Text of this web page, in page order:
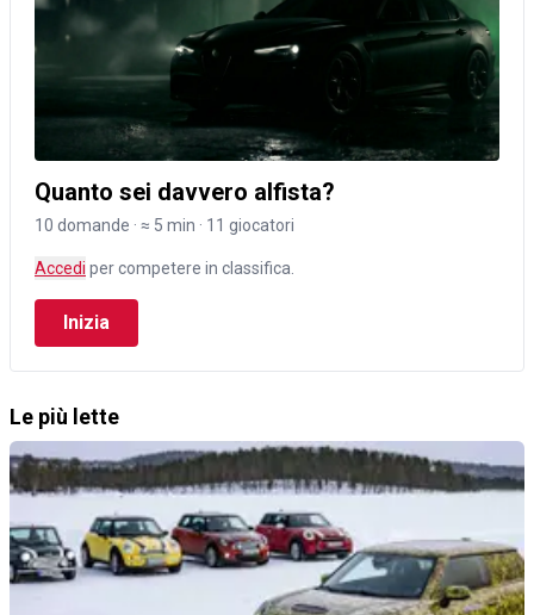
Quanto sei davvero alfista?
10 domande · ≈ 5 min · 11 giocatori
Accedi per competere in classifica.
Inizia
Le più lette